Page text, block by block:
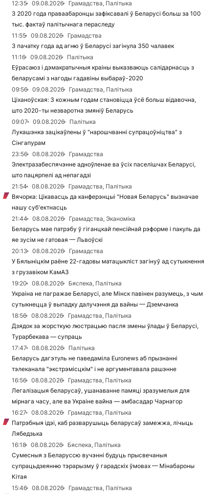
12:35 09.08.2026
Грамадства, Палітыка
З 2020 года праваабаронцы зафіксавалі ў Беларусі больш за 100
тыс. фактаў палітычнага пераследу
11:55
09.08.2026
Грамадства
З пачатку года ад агню ў Беларусі загінула 350 чалавек
11:16
09.08.2026
Палітыка
Еўрасаюз і дэмакратычныя краіны выказваюць салідарнасць з
беларусамі з нагоды гадавіны выбараў-2020
09:56
09.08.2026
Грамадства, Палітыка
Ціханоўская: З кожным годам становіцца ўсё больш відавочна,
што 2020-ты незваротна змяніў Беларусь
09:07
09.08.2026
Палітыка
Лукашэнка зацікаўлены ў "нарошчванні супрацоўніцтва" з
Сінгапурам
23:56
08.08.2026
Грамадства
Электразабеспячэнне адноўленае ва ўсіх паселішчах Беларусі,
што пацярпелі ад непагадзі
21:54
08.08.2026
Грамадства, Палітыка
Вячорка: Цікавасць да канферэнцыі "Новая Беларусь" вызначае
нашу суб'ектнасць
21:44
08.08.2026
Грамадства, Эканоміка
Беларусь мае патрэбу ў гіганцкай пенсійнай рэформе і пакуль да
яе зусім не гатовая — Львоўскі
20:13
08.08.2026
Грамадства
У Бялыніцкім раёне 22-гадовы матацыкліст загінуў ад сутыкнення
з грузавіком КамАЗ
19:20
08.08.2026
Бяспека, Палітыка
Украіна не пагражае Беларусі, але Мінск павінен разумець, з чым
сутыкнецца ў выпадку далучэння да вайны — Дземчанка
18:56
08.08.2026
Грамадства, Палітыка
Дзядок за жорсткую люстрацыю пасля змены ўлады ў Беларусі,
Турарбекава — супраць
17:47
08.08.2026
Палітыка
Беларусь дагэтуль не паведаміла Euronews аб прызнанні
тэлеканала "экстрэмісцкім" і не аргументавала рашэнне
16:56
08.08.2026
Грамадства, Палітыка
Легалізацыя беларусаў, ушанаванне памяці зразумелыя для
мірнага часу, але ва Украіне вайна — амбасадар Чарнагор
16:27
08.08.2026
Грамадства, Палітыка
Патрэбныя ідэі, каб разварушыць беларусаў замежжа, лічыць
Лябедзька
16:18
08.08.2026
Бяспека, Палітыка
Сумесныя з Беларуссю вучэнні будуць прысвечаныя
супрацьдзеянню тэрарызму ў гарадскіх ўмовах — Мінабароны
Кітая
15:46
08.08.2026
Грамадства, Палітыка